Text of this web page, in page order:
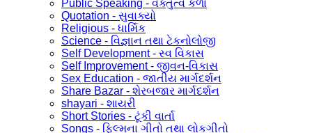
Public Speaking - વક્તુત્વ કળા
Quotation - સુવાક્યો
Religious - ધાર્મિક
Science - વિજ્ઞાન તથા ટેકનોલોજી
Self Development - સ્વ વિકાસ
Self Improvement - જીવન-વિકાસ
Sex Education - જાતીય માર્ગદર્શન
Share Bazar - શેરબજાર માર્ગદર્શન
shayari - શાયરી
Short Stories - ટૂંકી વાર્તા
Songs - ફિલ્મના ગીતો તથા લોકગીતો